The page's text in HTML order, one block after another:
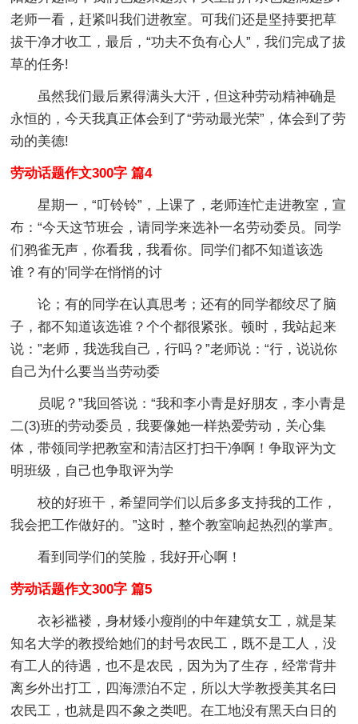
老师一看，赶紧叫我们进教室。可我们还是坚持要把草
拔干净才收工，最后，“功夫不负有心人”，我们完成了拔
草的任务!
虽然我们最后累得满头大汗，但这种劳动精神确是
永恒的，今天我真正体会到了“劳动最光荣”，体会到了劳
动的美德!
劳动话题作文300字 篇4
星期一，“叮铃铃”，上课了，老师连忙走进教室，宣
布：“今天这节班会，请同学来选补一名劳动委员。同学
们鸦雀无声，你看我，我看你。同学们都不知道该选
谁？有的'同学在悄悄的讨
论；有的同学在认真思考；还有的同学都绞尽了脑
子，都不知道该选谁？个个都很紧张。顿时，我站起来
说：”老师，我选我自己，行吗？”老师说：“行，说说你
自己为什么要当当劳动委
员呢？”我回答说：“我和李小青是好朋友，李小青是
二(3)班的劳动委员，我要像她一样热爱劳动，关心集
体，带领同学把教室和清洁区打扫干净啊！争取评为文
明班级，自己也争取评为学
校的好班干，希望同学们以后多多支持我的工作，
我会把工作做好的。”这时，整个教室响起热烈的掌声。
看到同学们的笑脸，我好开心啊！
劳动话题作文300字 篇5
衣衫褴褛，身材矮小瘦削的中年建筑女工，就是某
知名大学的教授给她们的封号农民工，既不是工人，没
有工人的待遇，也不是农民，因为为了生存，经常背井
离乡外出打工，四海漂泊不定，所以大学教授美其名曰
农民工，也就是四不象之类吧。在工地没有黑天白日的